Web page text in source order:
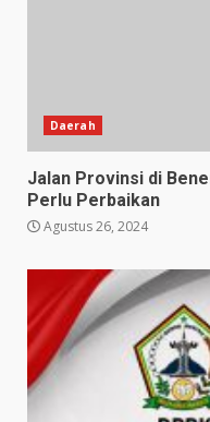
Daerah
Jalan Provinsi di
Perlu Perbaikan
Agustus 26, 2024